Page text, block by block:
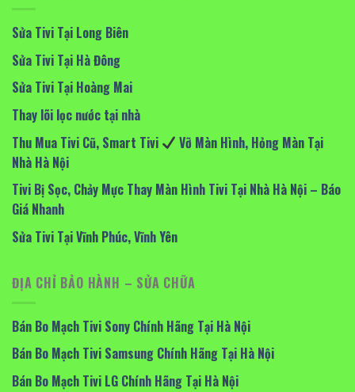
Sửa Tivi Tại Long Biên
Sửa Tivi Tại Hà Đông
Sửa Tivi Tại Hoàng Mai
Thay lõi lọc nước tại nhà
Thu Mua Tivi Cũ, Smart Tivi
Vỡ Màn Hình, Hỏng Màn Tại
Nhà Hà Nội
Tivi Bị Sọc, Chảy Mực Thay Màn Hình Tivi Tại Nhà Hà Nội – Báo
Giá Nhanh
Sửa Tivi Tại Vĩnh Phúc, Vĩnh Yên
ĐỊA CHỈ BẢO HÀNH – SỬA CHỮA
Bán Bo Mạch Tivi Sony Chính Hãng Tại Hà Nội
Bán Bo Mạch Tivi Samsung Chính Hãng Tại Hà Nội
Bán Bo Mạch Tivi LG Chính Hãng Tại Hà Nội